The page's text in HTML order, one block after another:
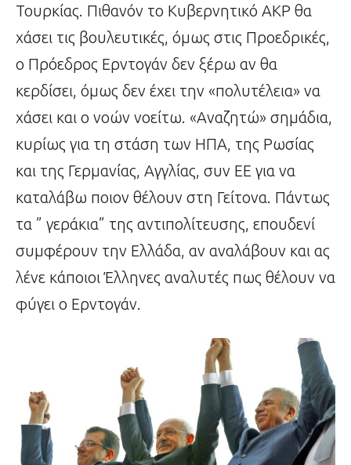
Τουρκίας. Πιθανόν το Κυβερνητικό ΑΚΡ θα
χάσει τις βουλευτικές, όμως στις Προεδρικές,
ο Πρόεδρος Ερντογάν δεν ξέρω αν θα
κερδίσει, όμως δεν έχει την «πολυτέλεια» να
χάσει και ο νοών νοείτω. «Αναζητώ» σημάδια,
κυρίως για τη στάση των ΗΠΑ, της Ρωσίας
και της Γερμανίας, Αγγλίας, συν ΕΕ για να
καταλάβω ποιον θέλουν στη Γείτονα. Πάντως
τα ” γεράκια” της αντιπολίτευσης, επουδενί
συμφέρουν την Ελλάδα, αν αναλάβουν και ας
λένε κάποιοι Έλληνες αναλυτές πως θέλουν να
φύγει ο Ερντογάν.